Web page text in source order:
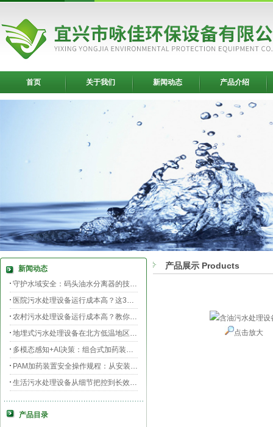
首页 关于我们 新闻动态 产品介绍
新闻动态
守护水域安全：码头油水分离器的技术升级与效能提升
医院污水处理设备运行成本高？这3个环节最烧钱
农村污水处理设备运行成本高？教你三招轻松降低运维费用！
地埋式污水处理设备在北方低温地区的运行稳定性：挑战与对策
多模态感知+AI决策：组合式加药装置的智能运维新范式
PAM加药装置安全操作规程：从安装到运维的全流程规范
生活污水处理设备从细节把控到长效运行的全流程指南
膜片曝气器安装指南，从池底准备到运行测试
产品目录
产品展示 Products
点击放大